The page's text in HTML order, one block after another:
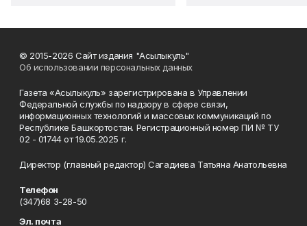
© 2015-2026 Сайт издания "Асылыкуль"
Об использовании персональных данных
Газета «Асылыкуль» зарегистрирована в Управлении
Федеральной службы по надзору в сфере связи,
информационных технологий и массовых коммуникаций по
Республике Башкортостан. Регистрационный номер ПИ № ТУ
02 - 01744 от 19.05.2025 г.
Директор (главный редактор) Сагадиева Татьяна Анатольевна
Телефон
(347)68 3-28-50
Эл. почта